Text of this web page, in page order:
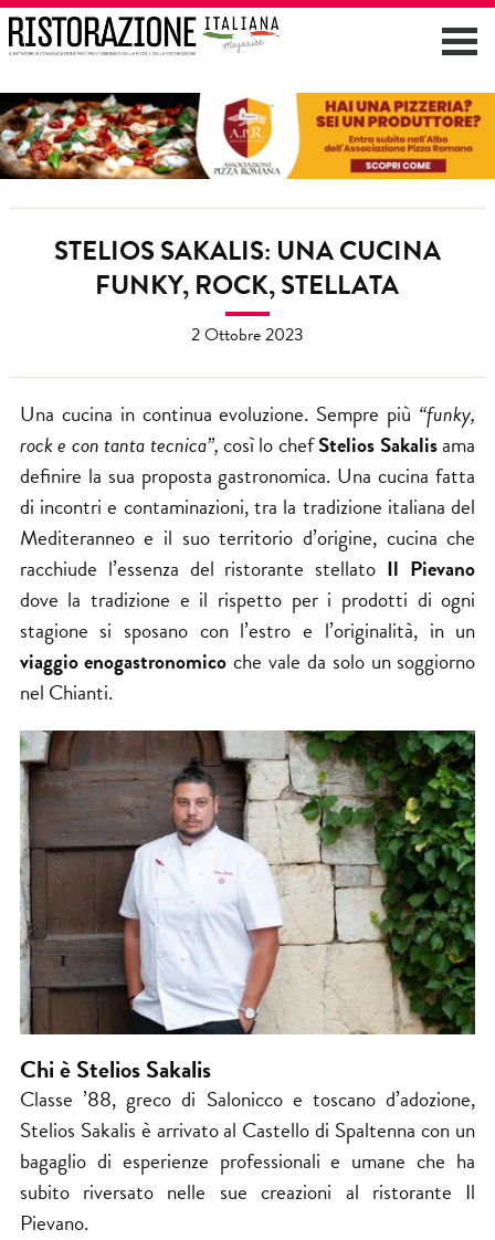
STELIOS SAKALIS: UNA CUCINA
FUNKY, ROCK, STELLATA
2 Ottobre 2023
Una cucina in continua evoluzione. Sempre più “funky,
rock e con tanta tecnica”,così lo chefStelios Sakalisama
definire la sua proposta gastronomica. Una cucina fatta
di incontri e contaminazioni, tra la tradizione italiana del
Mediteranneo e il suo territorio d’origine, cucina che
racchiude l’essenza del ristorante stellato Il Pievano
dove la tradizione e il rispetto per i prodotti di ogni
stagione si sposano con l’estro e l’originalità, in un
viaggio enogastronomico che vale da solo un soggiorno
nel Chianti.
Chi è Stelios Sakalis
Classe ’88, greco di Salonicco e toscano d’adozione,
Stelios Sakalis è arrivato al Castello di Spaltenna con un
bagaglio di esperienze professionali e umane che ha
subito riversato nelle sue creazioni al ristorante Il
Pievano.